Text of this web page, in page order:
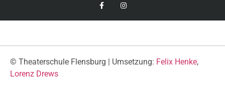
© Theaterschule Flensburg | Umsetzung: Felix Henke,
Lorenz Drews